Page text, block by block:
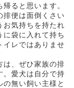
ると思います。
排便は面倒くさい
お気持ちを持たれ
に袋に入れて持ち
イレではありませ
は、ぜひ家族の排
。愛犬は自分で持
無い飼い主様と